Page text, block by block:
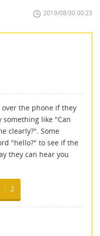
2019/08/30 00:23
over the phone if they
something like "Can
clearly?". Some
"hello?" to see if the
they can hear you
2